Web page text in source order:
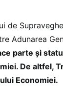
de
Adunarea
parte și
De altfel,
Economiei.